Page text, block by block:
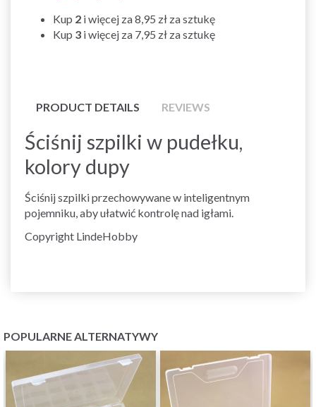
Kup 2 i więcej za8,95 zł za sztukę
Kup 3 i więcej za 7,95 zł za sztukę
PRODUCT DETAILS REVIEWS
Ściśnij szpilki w pudełku,
kolory dupy
Ściśnij szpilki przechowywane w inteligentnym
pojemniku, aby ułatwić kontrolę nad igłami.
Copyright LindeHobby
POPULARNE ALTERNATYWY